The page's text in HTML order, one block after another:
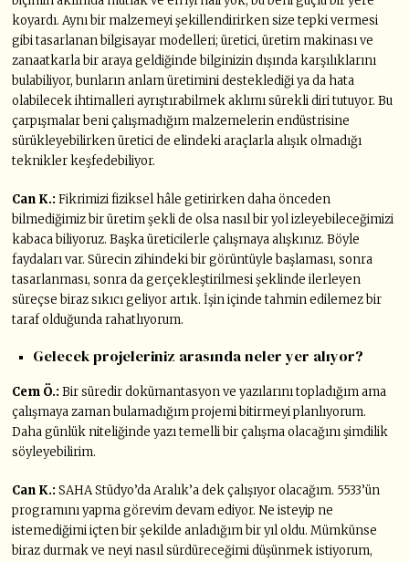
koyardı. Aynı bir malzemeyi şekillendirirken size tepki vermesi
gibi tasarlanan bilgisayar modelleri; üretici, üretim makinası ve
zanaatkarla bir araya geldiğinde bilginizin dışında karşılıklarını
bulabiliyor, bunların anlam üretimini desteklediği ya da hata
olabilecek ihtimalleri ayrıştırabilmek aklımı sürekli diri tutuyor. Bu
çarpışmalar beni çalışmadığım malzemelerin endüstrisine
sürükleyebilirken üretici de elindeki araçlarla alışık olmadığı
teknikler keşfedebiliyor.
Can K.: Fikrimizi fiziksel hâle getirirken daha önceden
bilmediğimiz bir üretim şekli de olsa nasıl bir yol izleyebileceğimizi
kabaca biliyoruz. Başka üreticilerle çalışmaya alışkınız. Böyle
faydaları var. Sürecin zihindeki bir görüntüyle başlaması, sonra
tasarlanması, sonra da gerçekleştirilmesi şeklinde ilerleyen
süreçse biraz sıkıcı geliyor artık. İşin içinde tahmin edilemez bir
taraf olduğunda rahatlıyorum.
Gelecek projeleriniz arasında neler yer alıyor?
Cem Ö.: Bir süredir dokümantasyon ve yazılarını topladığım ama
çalışmaya zaman bulamadığım projemi bitirmeyi planlıyorum.
Daha günlük niteliğinde yazı temelli bir çalışma olacağını şimdilik
söyleyebilirim.
Can K.: SAHA Stüdyo’da Aralık’a dek çalışıyor olacağım. 5533’ün
programını yapma görevim devam ediyor. Ne isteyip ne
istemediğimi içten bir şekilde anladığım bir yıl oldu. Mümkünse
biraz durmak ve neyi nasıl sürdüreceğimi düşünmek istiyorum,